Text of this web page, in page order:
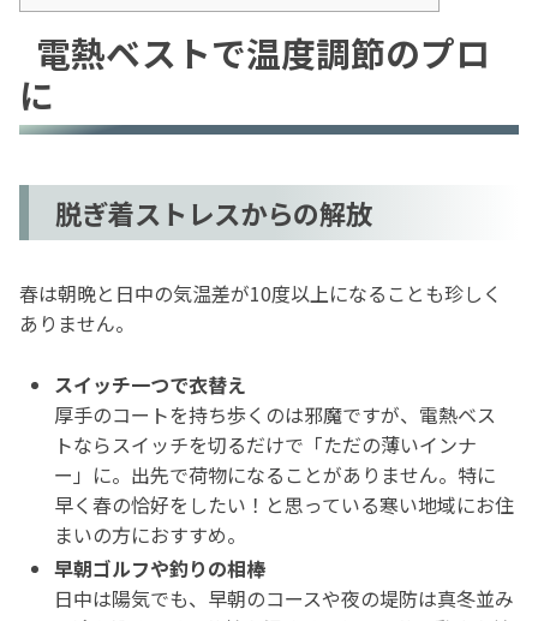
電熱ベストで温度調節のプロ
に
脱ぎ着ストレスからの解放
春は朝晩と日中の気温差が10度以上になることも珍しく
ありません。
スイッチ一つで衣替え
厚手のコートを持ち歩くのは邪魔ですが、電熱ベス
トならスイッチを切るだけで「ただの薄いインナ
ー」に。出先で荷物になることがありません。特に
早く春の恰好をしたい！と思っている寒い地域にお住
まいの方におすすめ。
早朝ゴルフや釣りの相棒
日中は陽気でも、早朝のコースや夜の堤防は真冬並み